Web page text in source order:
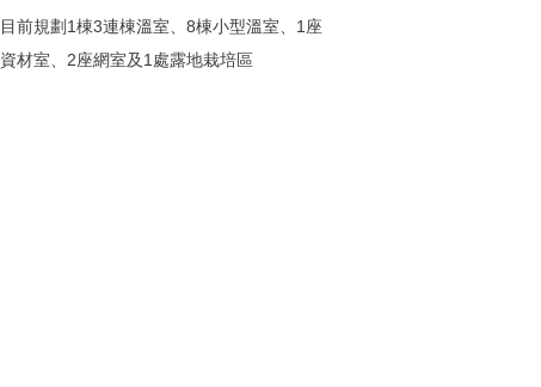
目前規劃1棟3連棟溫室、8棟小型溫室、1座
資材室、2座網室及1處露地栽培區